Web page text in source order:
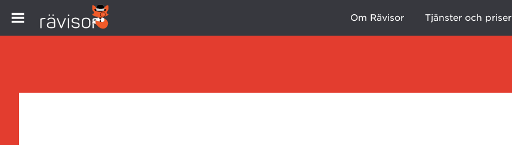
Om Rävisor Tjänster och priser